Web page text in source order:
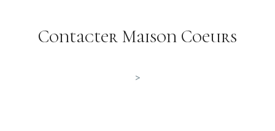
Contacter Maison Coeurs
>